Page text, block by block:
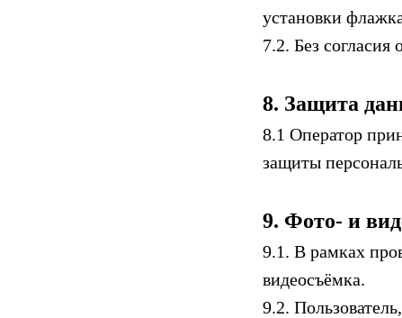
установки
7.2. Без согласия
8. Защита
8.1 Оператор
защиты
9. Фото- и
9.1. В рамках
видеосъёмка.
9.2.